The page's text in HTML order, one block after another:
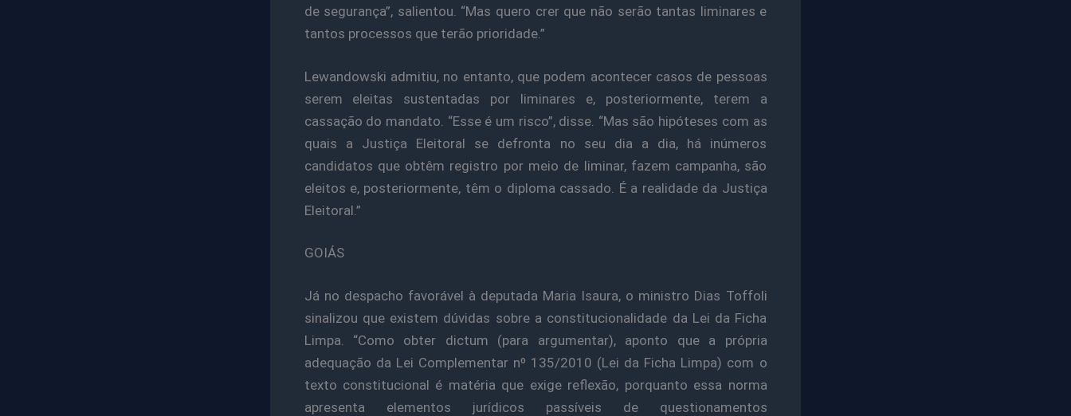
de segurança”, salientou. “Mas quero crer que não serão tantas liminares e
tantos processos que terão prioridade.”
Lewandowski admitiu, no entanto, que podem acontecer casos de pessoas
serem eleitas sustentadas por liminares e, posteriormente, terem a
cassação do mandato. “Esse é um risco”, disse. “Mas são hipóteses com as
quais a Justiça Eleitoral se defronta no seu dia a dia, há inúmeros
candidatos que obtêm registro por meio de liminar, fazem campanha, são
eleitos e, posteriormente, têm o diploma cassado. É a realidade da Justiça
Eleitoral.”
GOIÁS
Já no despacho favorável à deputada Maria Isaura, o ministro Dias Toffoli
sinalizou que existem dúvidas sobre a constitucionalidade da Lei da Ficha
Limpa. “Como obter dictum (para argumentar), aponto que a própria
adequação da Lei Complementar nº 135/2010 (Lei da Ficha Limpa) com o
texto constitucional é matéria que exige reflexão, porquanto essa norma
apresenta elementos jurídicos passíveis de questionamentos